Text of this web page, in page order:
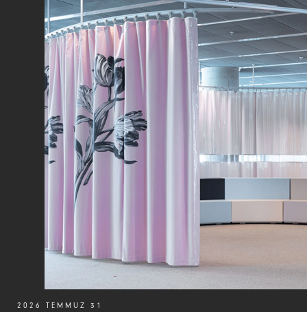
2026 TEMMUZ 31